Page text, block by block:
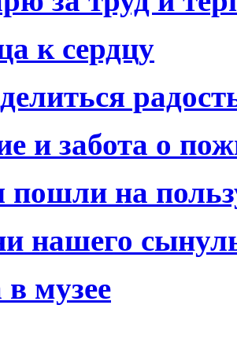
к сердцу
и забота о
пошли на
нашего
в музее